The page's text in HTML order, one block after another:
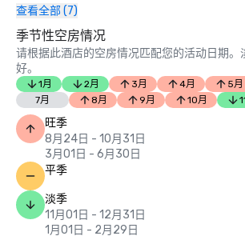
查看全部 (7)
季节性空房情况
请根据此酒店的空房情况匹配您的活动日期。
好。
1月 2月 3月 4月 5月
7月
8月 9月 10月
旺季
8月24日 - 10月31日
3月01日 - 6月30日
平季
淡季
11月01日 - 12月31日
1月01日 - 2月29日